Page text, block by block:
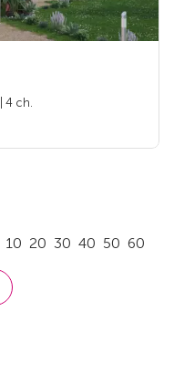
| 4 ch.
10 20 30 40 50 60